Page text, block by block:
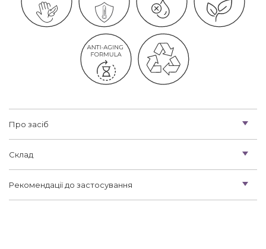
Про засіб
Склад
Рекомендації до застосування